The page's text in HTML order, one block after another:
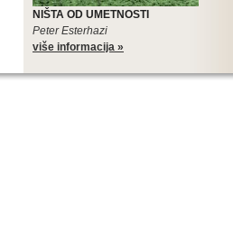
NIŠTA OD UMETNOSTI
Peter Esterhazi
više informacija »